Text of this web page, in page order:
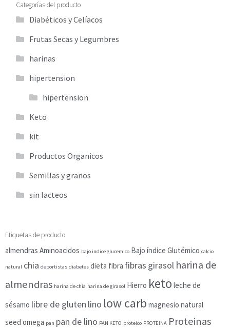
Categorías del producto
Diabéticos y Celíacos
Frutas Secas y Legumbres
harinas
hipertension
hipertension
Keto
kit
Productos Organicos
Semillas y granos
sin lacteos
Etiquetas de producto
almendras Aminoacidos bajo indice glucemico Bajo índice Glutémico calcio
natural chia deportistas diabetes dieta fibra fibras girasol harina de
almendras harina de chia harina de girasol Hierro keto leche de
sésamo libre de gluten lino low carb magnesio natural
seed omega pan pan de lino PAN KETO proteico PROTEINA Proteinas